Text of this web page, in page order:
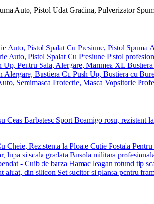
Pistol
Ceas Barbatesc Sport Boamigo rosu, rezistent
Cutie Postala
Busola militara
Hamac leagan rotund tip
Set sucitor si plansa pentru